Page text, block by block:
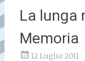
La lunga
Memoria
12 Luglio 2011